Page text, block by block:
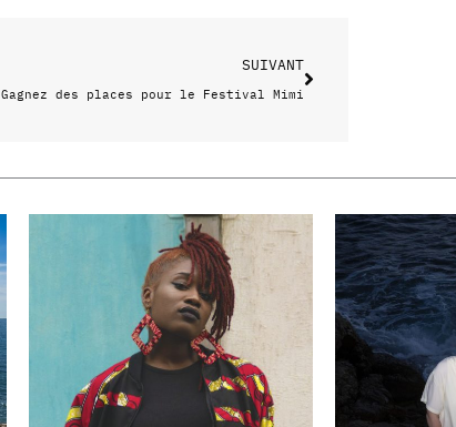
SUIVANT
Gagnez des places pour le Festival Mimi